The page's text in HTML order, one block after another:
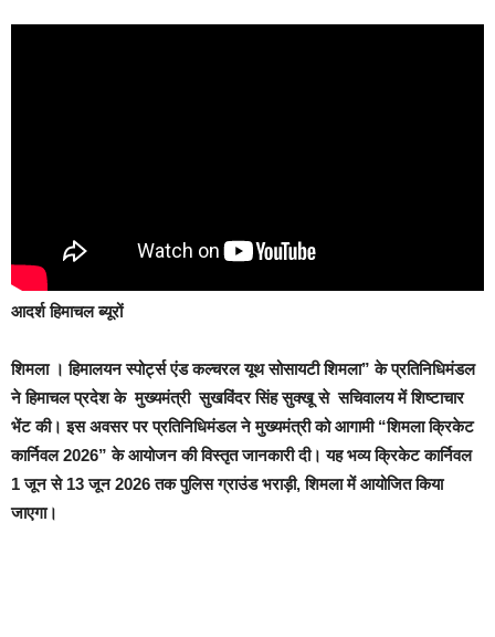
आदर्श हिमाचल ब्यूरों
शिमला । हिमालयन स्पोर्ट्स एंड कल्चरल यूथ सोसायटी शिमला” के प्रतिनिधिमंडल
ने हिमाचल प्रदेश के मुख्यमंत्री सुखविंदर सिंह सुक्खू से सचिवालय में शिष्टाचार
भेंट की। इस अवसर पर प्रतिनिधिमंडल ने मुख्यमंत्री को आगामी “शिमला क्रिकेट
कार्निवल 2026” के आयोजन की विस्तृत जानकारी दी। यह भव्य क्रिकेट कार्निवल
1 जून से 13 जून 2026 तक पुलिस ग्राउंड भराड़ी, शिमला में आयोजित किया
जाएगा।